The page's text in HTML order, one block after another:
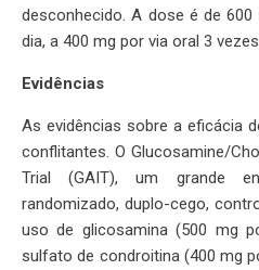
desconhecido. A dose é de
dia, a 400 mg por via oral 3
Evidências
As evidências sobre a eficácia
conflitantes. O Glucosamine/
Trial (GAIT), um grande
randomizado, duplo-cego,
uso de glicosamina (500 mg
sulfato de condroitina (400 mg